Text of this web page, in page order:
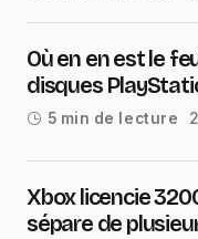
Où en en est le
disques
5 min de lecture
Xbox licencie
sépare de